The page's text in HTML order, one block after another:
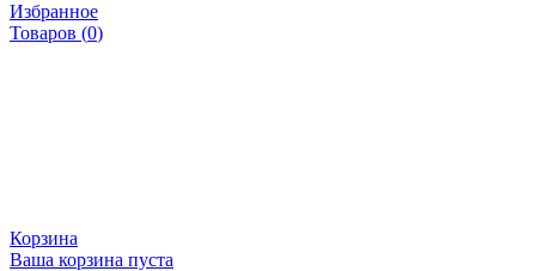
Избранное
Товаров (0)
Корзина
Ваша корзина пуста